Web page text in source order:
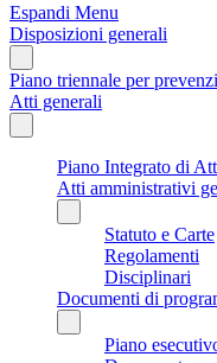
Espandi Menu
Disposizioni generali
Piano triennale per
Atti generali
Piano Integrato di
Atti amministrativi
Statuto e Carte
Regolamenti
Disciplinari
Documenti di
Piano